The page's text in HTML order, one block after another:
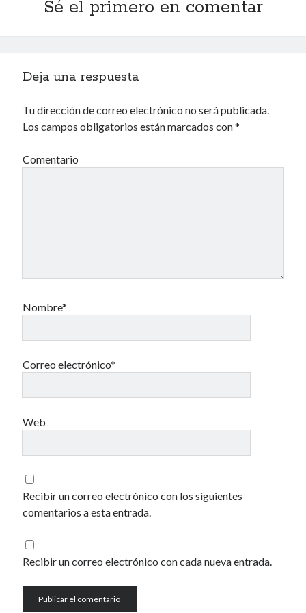
4colors
Don Nadie
El Forat
Furia
00-22-05-2002
Sé el primero en comentar
Deja una respuesta
Tu dirección de correo electrónico no será publicada.
Los campos obligatorios están marcados con*
Comentario
Nombre*
Correo electrónico*
Web
Recibir un correo electrónico con los siguientes
comentarios a esta entrada.
Recibir un correo electrónico con cada nueva entrada.